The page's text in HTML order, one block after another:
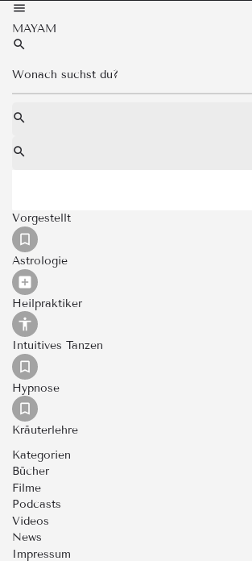
MAYAM
Vorgestellt
Astrologie
Heilpraktiker
Intuitives Tanzen
Hypnose
Kräuterlehre
Kategorien
Bücher
Filme
Podcasts
Videos
News
Impressum